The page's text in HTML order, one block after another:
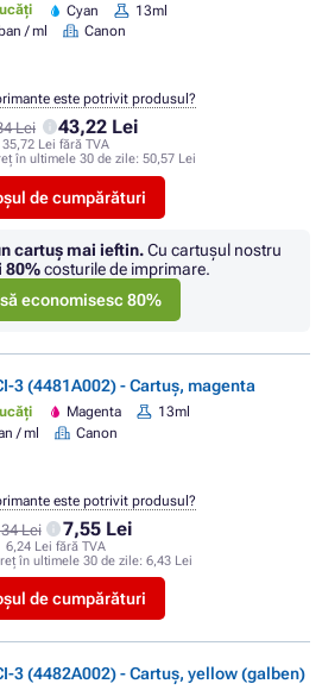
Cyan
13ml
/ ml
Canon
Lei 43,22 Lei
35,72 Lei fără TVA
în ultimele 30 de zile: 50,57 Lei
de cumpărături
este potrivit produsul?
cartuș mai ieftin.Cu cartuşul nostru
80%costurile de imprimare.
economisesc 80%
3 (4481A002) - Cartuș, magenta
Magenta
13ml
/ ml
Canon
Lei 7,55 Lei
6,24 Lei fără TVA
în ultimele 30 de zile: 6,43 Lei
de cumpărături
este potrivit produsul?
3 (4482A002) - Cartuș, yellow (galben)